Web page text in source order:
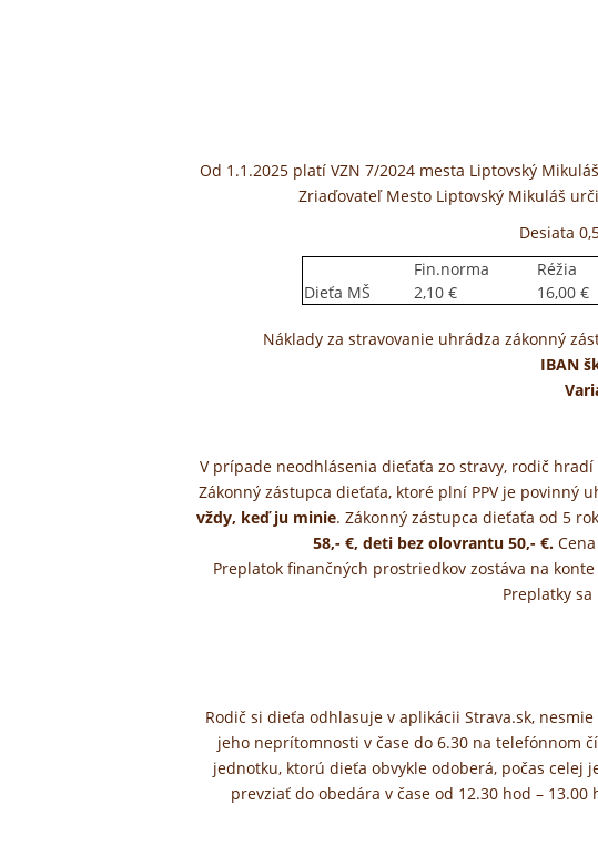
Od 1.1.2025 platí VZN 7/2024 mesta Liptovský
Zriaďovateľ Mesto Liptovský Mikuláš
Desiata
Fin.norma
Réžia
Dieťa MŠ
2,10 € 16,00 €
Náklady za stravovanie uhrádza zákonný
IBAN
V prípade neodhlásenia dieťaťa zo stravy, rodič
Zákonný zástupca dieťaťa, ktoré plní PPV je povinný
vždy, keď ju minie. Zákonný zástupca dieťaťa od 5
58,- €, deti bez olovrantu 50,- €.Cena
Preplatok finančných prostriedkov zostáva na
Preplatky
Rodič si dieťa odhlasuje v aplikácii Strava.sk,
jeho neprítomnosti v čase do 6.30 na telefónnom
jednotku, ktorú dieťa obvykle odoberá, počas celej
prevziať do obedára v čase od 12.30 hod –